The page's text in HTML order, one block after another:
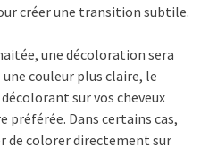
créer une transition subtile.
une décoloration sera
couleur plus claire, le
sur vos cheveux
Dans certains cas,
de colorer directement sur